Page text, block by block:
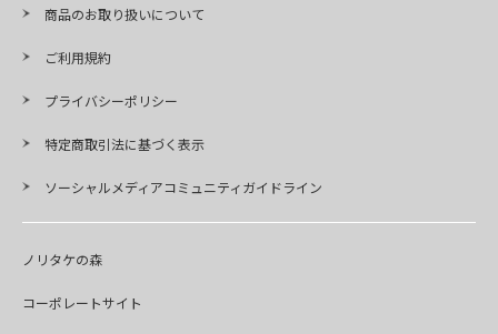
商品のお取り扱いについて
ご利用規約
プライバシーポリシー
特定商取引法に基づく表示
ソーシャルメディアコミュニティガイドライン
ノリタケの森
コーポレートサイト